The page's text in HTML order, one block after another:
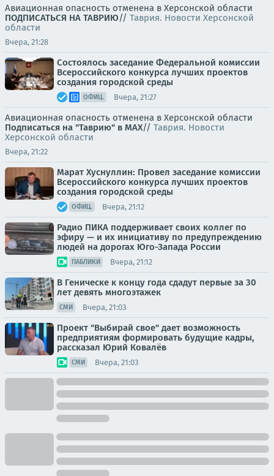
Авиационная опасность отменена в Херсонской области
ПОДПИСАТЬСЯ НА ТАВРИЮ// Таврия. Новости Херсонской
области
Вчера, 21:28
Состоялось заседание Федеральной комиссии
Всероссийского конкурса лучших проектов
создания городской среды
ОФИЦ. Вчера, 21:27
Авиационная опасность отменена в Херсонской области
Подписаться на "Таврию" в MAX// Таврия. Новости
Херсонской области
Вчера, 21:22
Марат Хуснуллин: Провел заседание комиссии
Всероссийского конкурса лучших проектов
создания городской среды
ОФИЦ. Вчера, 21:12
Радио ПИКА поддерживает своих коллег по
эфиру — и их инициативу по предупреждению
людей на дорогах Юго-Запада России
ПАБЛИКИ Вчера, 21:12
В Геническе к концу года сдадут первые за 30
лет девять многоэтажек
СМИ Вчера, 21:03
Проект "Выбирай свое" дает возможность
предприятиям формировать будущие кадры,
рассказал Юрий Ковалёв
СМИ Вчера, 21:03